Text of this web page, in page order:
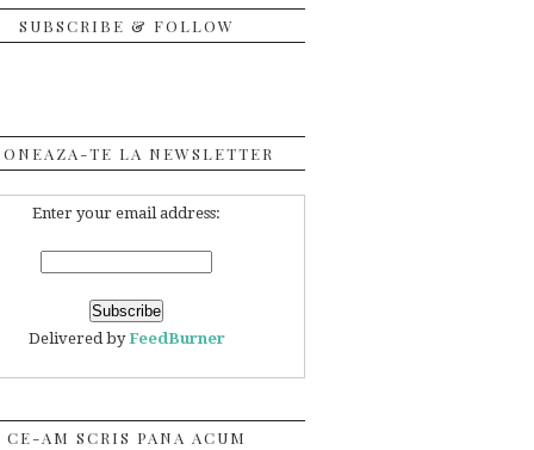
SUBSCRIBE & FOLLOW
TE LA NEWSLETTER
Enter your email address:
Delivered byFeedBurner
CE-AM SCRIS PANA ACUM